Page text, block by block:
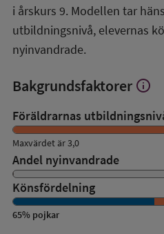
i årskurs 9. Modellen tar
utbildningsnivå, elevernas
nyinvandrade.
Bakgrundsfaktorer Visa
om
info
Föräldrarnas
Maxvärdet är 3,0
Andel nyinvandrade
Könsfördelning
65% pojkar